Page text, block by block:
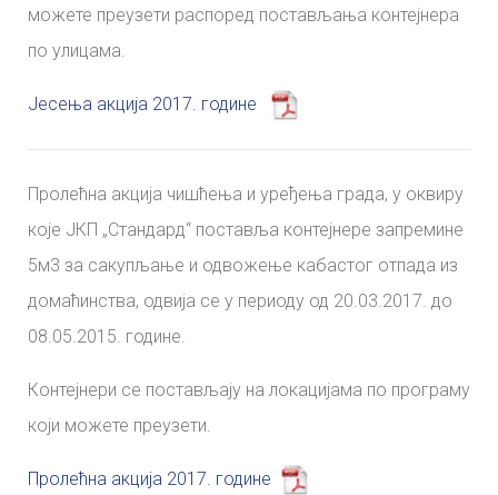
можете преузети распоред постављања контејнера
по улицама.
Јесења акција 2017. године
Пролећна акција чишћења и уређења града, у оквиру
које ЈКП „Стандард“ поставља контејнере запремине
5м3 за сакупљање и одвожење кабастог отпада из
домаћинства, одвија се у периоду од 20.03.2017. до
08.05.2015. године.
Контејнери се постављају на локацијама по програму
који можете преузети.
Пролећна акција 2017. године